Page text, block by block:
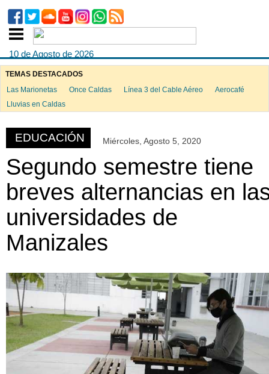
10 de Agosto de 2026
TEMAS DESTACADOS
Las Marionetas
Once Caldas Línea 3 del Cable Aéreo
Aerocafé
Lluvias en Caldas
EDUCACIÓN Miércoles, Agosto 5, 2020
Segundo semestre tiene
breves alternancias en
universidades de
Manizales